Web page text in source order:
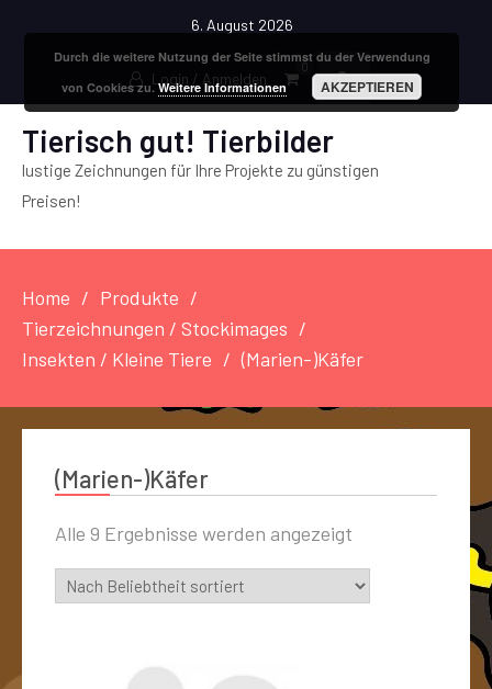
6. August 2026
Login / Anmelden
0
Tierisch gut! Tierbilder
lustige Zeichnungen für Ihre Projekte zu günstigen
Preisen!
Home
Produkte
Tierzeichnungen / Stockimages
Insekten / Kleine Tiere
(Marien-)Käfer
(Marien-)Käfer
Alle 9 Ergebnisse werden angezeigt
Durch die weitere Nutzung der Seite stimmst du der Verwendung
von Cookies zu.Weitere Informationen AKZEPTIEREN